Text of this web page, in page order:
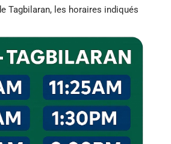
Tagbilaran, les horaires indiqués